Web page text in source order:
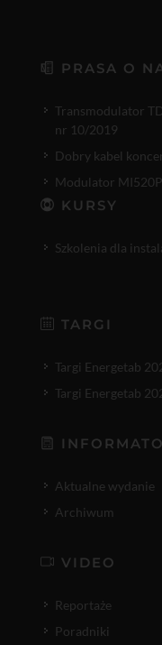
PRASA O
Transmodulator
nr 10/2019
Dobry kabel
Modulator
KURSY
Szkolenia dla
TARGI
Targi Energetab
Targi Energetab
Aktualne wydanie
Archiwum
VIDEO
Reportaże
Poradniki